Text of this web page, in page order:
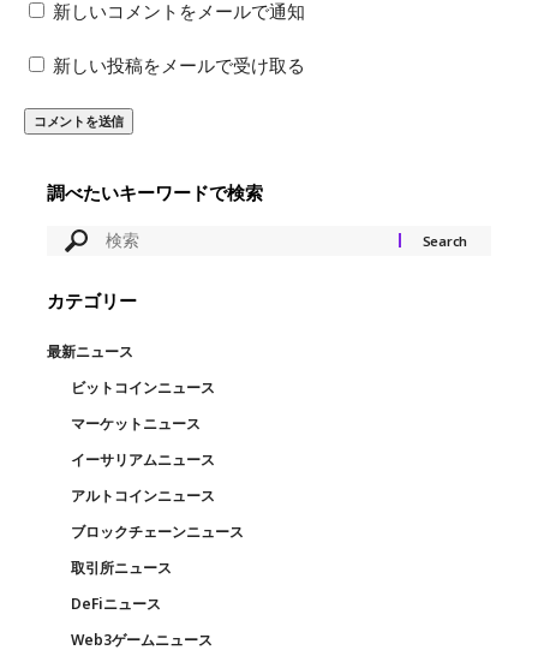
新しいコメントをメールで通知
新しい投稿をメールで受け取る
調べたいキーワードで検索
カテゴリー
最新ニュース
ビットコインニュース
マーケットニュース
イーサリアムニュース
アルトコインニュース
ブロックチェーンニュース
取引所ニュース
DeFiニュース
Web3ゲームニュース